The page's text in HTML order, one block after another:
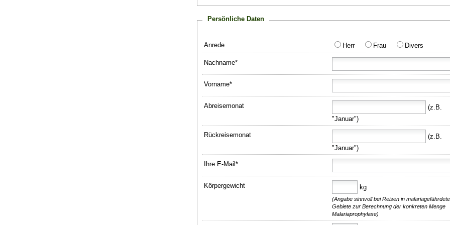
Persönliche Daten
Anrede Herr Frau Divers
Nachname*
Vorname*
Abreisemonat
(z.B.
"Januar")
Rückreisemonat
(z.B.
"Januar")
Ihre E-Mail*
Körpergewicht kg
(Angabe sinnvoll bei Reisen in malariagefährdete
Gebiete zur Berechnung der konkreten Menge
Malariaprophylaxe)